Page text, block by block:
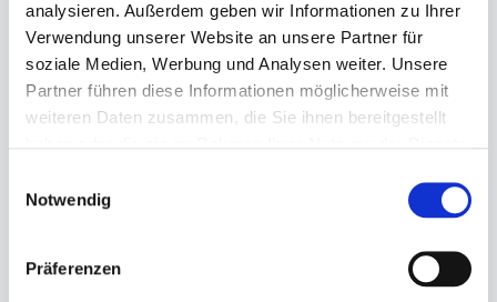
analysieren. Außerdem geben wir Informationen zu Ihrer
Verwendung unserer Website an unsere Partner für
soziale Medien, Werbung und Analysen weiter. Unsere
Partner führen diese Informationen möglicherweise mit
weiteren Daten zusammen, die Sie ihnen bereitgestellt
Notwendig
Präferenzen
Angaben zur Informationspflichten der GPSR
Produktsicherheitsverordnung:packpack.de GmbH, Am
Bullhamm 24-26, D-26441 Jever, info@packpack.de
Sie könnten auch an folgenden Artikeln